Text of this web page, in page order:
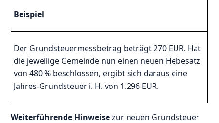
Beispiel
Der Grundsteuermessbetrag beträgt 270 EUR. Hat
die jeweilige Gemeinde nun einen neuen Hebesatz
von 480 % beschlossen, ergibt sich daraus eine
Jahres-Grundsteuer i. H. von 1.296 EUR.
Weiterführende Hinweisezur neuen Grundsteuer